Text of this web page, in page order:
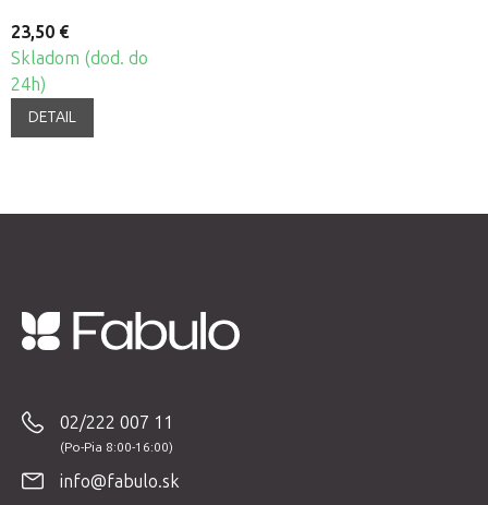
23,50 €
Skladom (dod. do
24h)
DETAIL
02/222 007 11
info@fabulo.sk